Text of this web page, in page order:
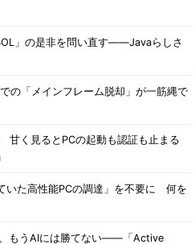
」の是非を問い直す――Javaらしさ
の「メインフレーム脱却」が一筋縄で
く見るとPCの起動も認証も止まる
いた高性能PCの調達」を不要に 何を
もうAIには勝てない――「Active